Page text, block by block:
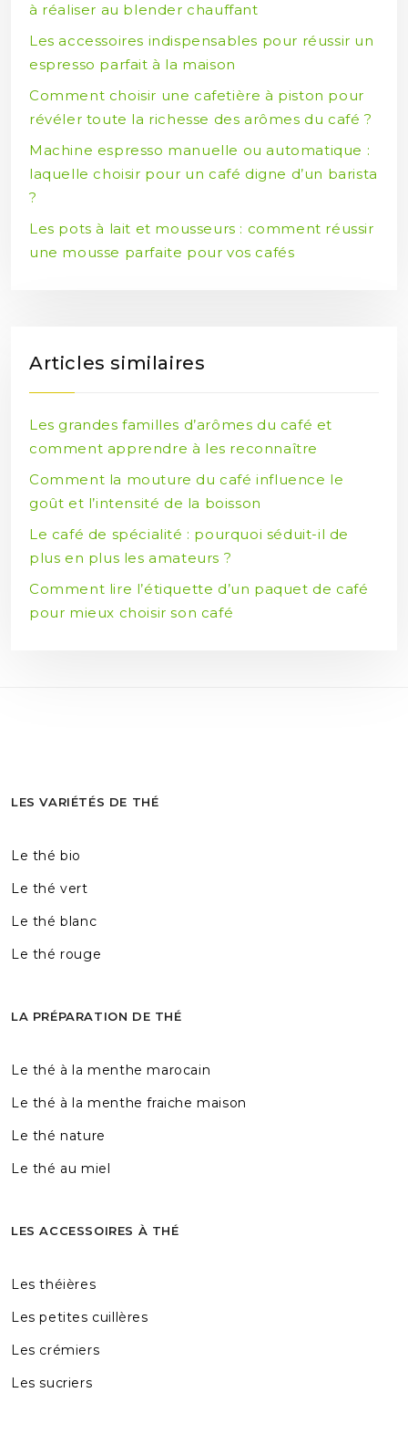
à réaliser au blender chauffant
Les accessoires indispensables pour réussir un
espresso parfait à la maison
Comment choisir une cafetière à piston pour
révéler toute la richesse des arômes du café ?
Machine espresso manuelle ou automatique :
laquelle choisir pour un café digne d’un barista
?
Les pots à lait et mousseurs : comment réussir
une mousse parfaite pour vos cafés
Articles similaires
Les grandes familles d’arômes du café et
comment apprendre à les reconnaître
Comment la mouture du café influence le
goût et l’intensité de la boisson
Le café de spécialité : pourquoi séduit-il de
plus en plus les amateurs ?
Comment lire l’étiquette d’un paquet de café
pour mieux choisir son café
LES VARIÉTÉS DE THÉ
Le thé bio
Le thé vert
Le thé blanc
Le thé rouge
LA PRÉPARATION DE THÉ
Le thé à la menthe marocain
Le thé à la menthe fraiche maison
Le thé nature
Le thé au miel
LES ACCESSOIRES À THÉ
Les théières
Les petites cuillères
Les crémiers
Les sucriers